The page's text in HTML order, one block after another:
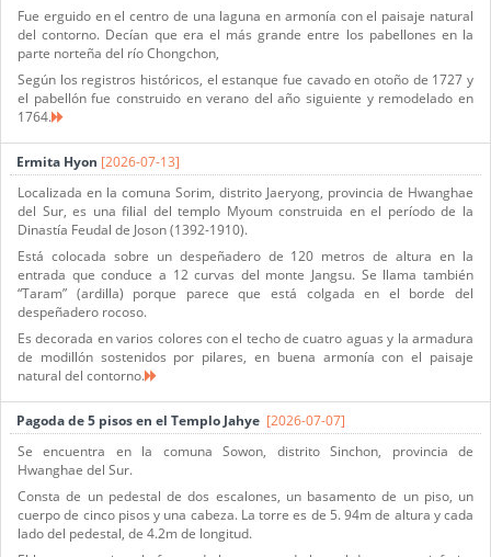
Fue erguido en el centro de una laguna en armonía con el paisaje natural
del contorno. Decían que era el más grande entre los pabellones en la
parte norteña del río Chongchon,
Según los registros históricos, el estanque fue cavado en otoño de 1727 y
el pabellón fue construido en verano del año siguiente y remodelado en
1764.
Ermita Hyon [2026-07-13]
Localizada en la comuna Sorim, distrito Jaeryong, provincia de Hwanghae
del Sur, es una filial del templo Myoum construida en el período de la
Dinastía Feudal de Joson (1392-1910).
Está colocada sobre un despeñadero de 120 metros de altura en la
entrada que conduce a 12 curvas del monte Jangsu. Se llama también
“Taram” (ardilla) porque parece que está colgada en el borde del
despeñadero rocoso.
Es decorada en varios colores con el techo de cuatro aguas y la armadura
de modillón sostenidos por pilares, en buena armonía con el paisaje
natural del contorno.
Pagoda de 5 pisos en el Templo Jahye [2026-07-07]
Se encuentra en la comuna Sowon, distrito Sinchon, provincia de
Hwanghae del Sur.
Consta de un pedestal de dos escalones, un basamento de un piso, un
cuerpo de cinco pisos y una cabeza. La torre es de 5. 94m de altura y cada
lado del pedestal, de 4.2m de longitud.